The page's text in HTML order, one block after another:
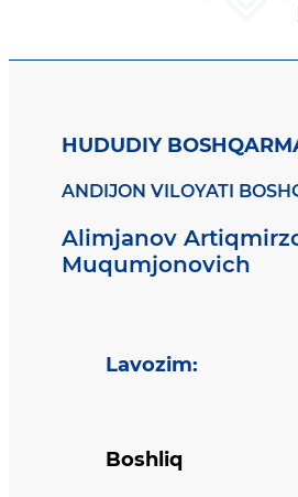
HUDUDIY
ANDIJON VILOYATI
Alimjanov
Muqumjonovich
Lavozim:
Boshliq